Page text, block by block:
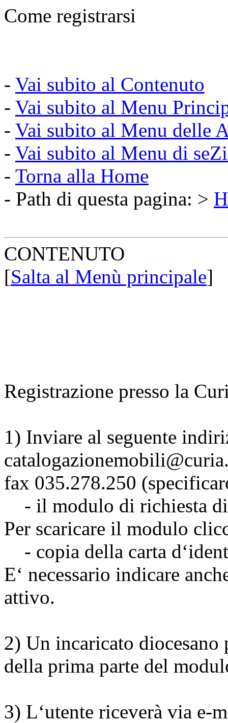
Come registrarsi
- Vai subito al Contenuto
- Vai subito al Menu
- Vai subito al Menu delle
- Vai subito al Menu di
- Torna alla Home
- Path di questa pagina: >
CONTENUTO
[Salta al Menù principale]
Registrazione presso la
1) Inviare al seguente
fax 035.278.250
- il modulo di richiesta di
Per scaricare il modulo
- copia della carta
E‘ necessario indicare
attivo.
2) Un incaricato
della prima parte del
3) L‘utente riceverà via e-